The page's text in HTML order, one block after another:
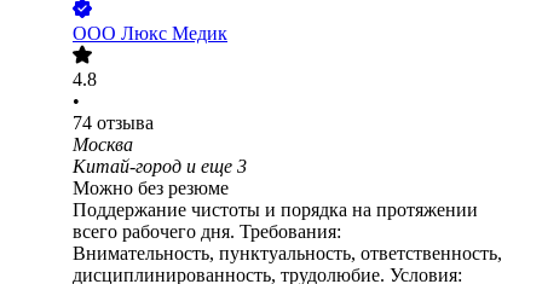
ООО Люкс Медик
4.8
•
74 отзыва
Москва
Китай-город и еще 3
Можно без резюме
Поддержание чистоты и порядка на протяжении
всего рабочего дня. Требования:
Внимательность, пунктуальность, ответственность,
дисциплинированность, трудолюбие. Условия: